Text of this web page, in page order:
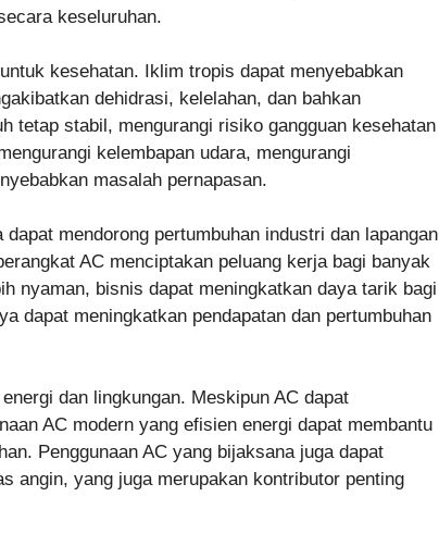
keseluruhan.
kesehatan. Iklim tropis dapat menyebabkan
dehidrasi, kelelahan, dan bahkan
tetap stabil, mengurangi risiko gangguan kesehatan
kelembapan udara, mengurangi
masalah pernapasan.
mendorong pertumbuhan industri dan lapangan
AC menciptakan peluang kerja bagi banyak
nyaman, bisnis dapat meningkatkan daya tarik bagi
dapat meningkatkan pendapatan dan pertumbuhan
dan lingkungan. Meskipun AC dapat
AC modern yang efisien energi dapat membantu
Penggunaan AC yang bijaksana juga dapat
angin, yang juga merupakan kontributor penting